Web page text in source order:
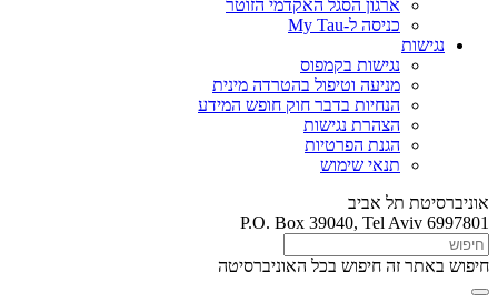
ארגון הסגל האקדמי הזוטר
כניסה ל-My Tau
נגישות
נגישות בקמפוס
מניעה וטיפול בהטרדה מינית
הנחיות בדבר חוק חופש המידע
הצהרת נגישות
הגנת הפרטיות
תנאי שימוש
אוניברסיטת תל אביב
P.O. Box 39040, Tel Aviv 6997801
חיפוש באתר זה חיפוש בכל האוניברסיטה